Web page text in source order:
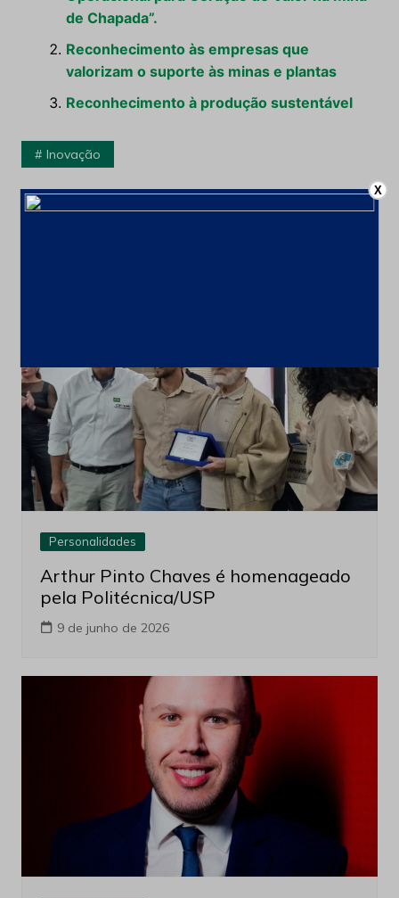
de Chapada”.
Reconhecimento às empresas que
valorizam o suporte às minas e plantas
Reconhecimento à produção sustentável
Inovação
Navegação
Personalidades
Arthur Pinto Chaves é homenageado
pela Politécnica/USP
9 de junho de 2026
X